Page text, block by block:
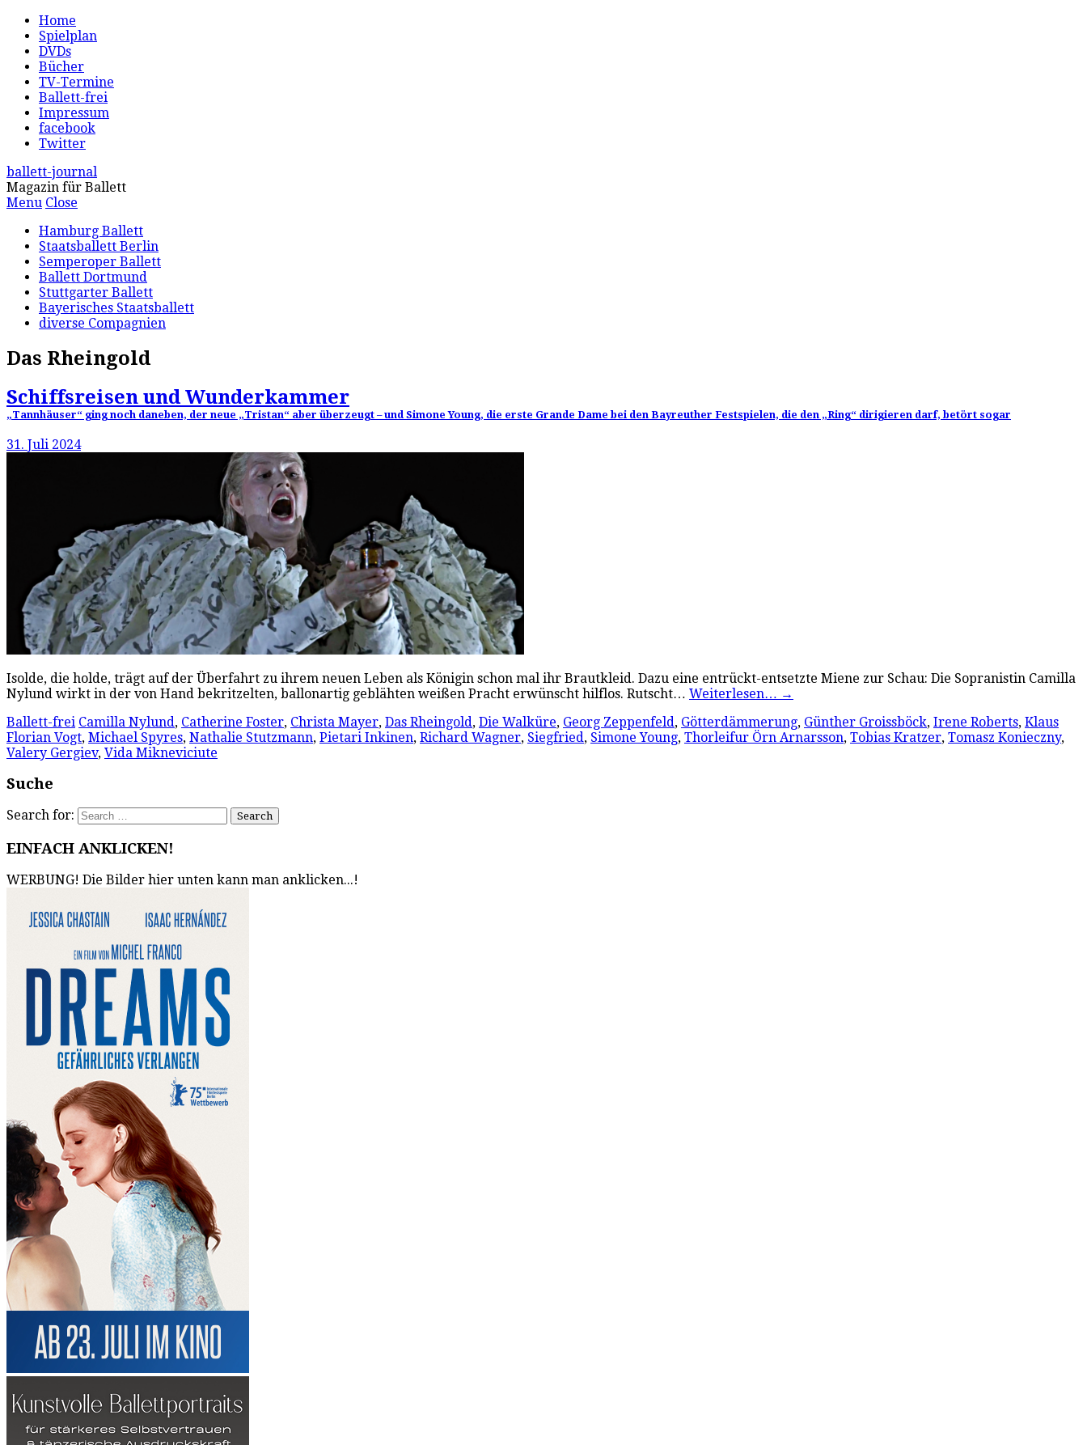
Home
Spielplan
DVDs
Bücher
TV-Termine
Ballett-frei
Impressum
facebook
Twitter
ballett-journal
Magazin für Ballett
Menu Close
Hamburg Ballett
Staatsballett Berlin
Semperoper Ballett
Ballett Dortmund
Stuttgarter Ballett
Bayerisches Staatsballett
diverse Compagnien
Das Rheingold
Schiffsreisen und Wunderkammer
„Tannhäuser“ ging noch daneben, der neue „Tristan“ aber überzeugt – und Simone Young, die erste Grande Dame bei den Bayreuther Festspielen, die den „Ring“ dirigieren darf, betört sogar
31. Juli 2024
Isolde, die holde, trägt auf der Überfahrt zu ihrem neuen Leben als Königin schon mal ihr Brautkleid. Dazu eine entrückt-entsetzte Miene zur Schau: Die Sopranistin Camilla
Nylund wirkt in der von Hand bekritzelten, ballonartig geblähten weißen Pracht erwünscht hilflos. Rutscht… Weiterlesen… →
Ballett-frei Camilla Nylund, Catherine Foster, Christa Mayer, Das Rheingold, Die Walküre, Georg Zeppenfeld, Götterdämmerung, Günther Groissböck, Irene Roberts, Klaus
Florian Vogt, Michael Spyres, Nathalie Stutzmann, Pietari Inkinen, Richard Wagner, Siegfried, Simone Young, Thorleifur Örn Arnarsson, Tobias Kratzer, Tomasz Konieczny,
Valery Gergiev, Vida Mikneviciute
Suche
Search for:
EINFACH ANKLICKEN!
WERBUNG! Die Bilder hier unten kann man anklicken...!